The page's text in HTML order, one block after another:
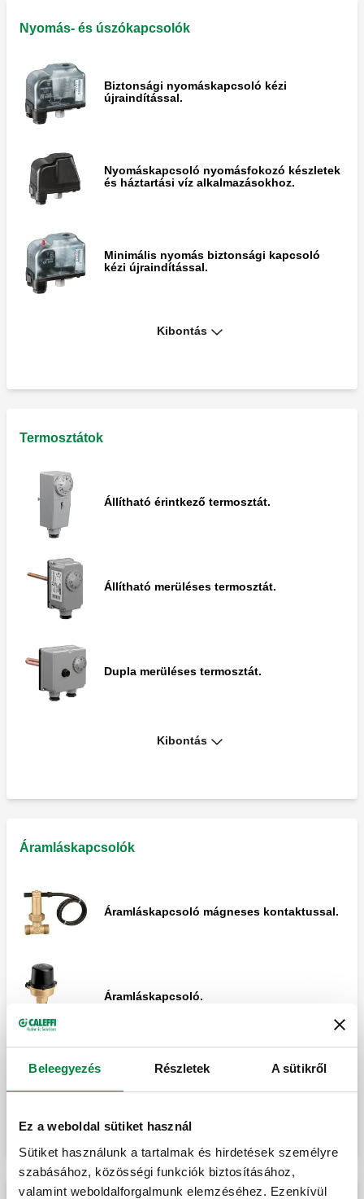
Beleegyezés Részletek A sütikről
Ez a weboldal sütiket használ
Sütiket használunk a tartalmak és hirdetések személyre
szabásához, közösségi funkciók biztosításához,
valamint weboldalforgalmunk elemzéséhez. Ezenkívül
Nyomás- és úszókapcsolók
Biztonsági nyomáskapcsoló kézi
újraindítással.
Nyomáskapcsoló nyomásfokozó készletek
és háztartási víz alkalmazásokhoz.
Minimális nyomás biztonsági kapcsoló
kézi újraindítással.
Kibontás
Termosztátok
Állítható érintkező termosztát.
Állítható merüléses termosztát.
Dupla merüléses termosztát.
Merüléses biztonsági termosztát kézi
használatra, mentes az INAIL tanúsítási
követelményei alól.
Kibontás
Áramláskapcsolók
Áramláskapcsoló mágneses kontaktussal.
Áramláskapcsoló.